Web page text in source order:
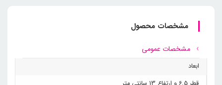
مشخصات محصول
مشخصات عمومی
ابعاد